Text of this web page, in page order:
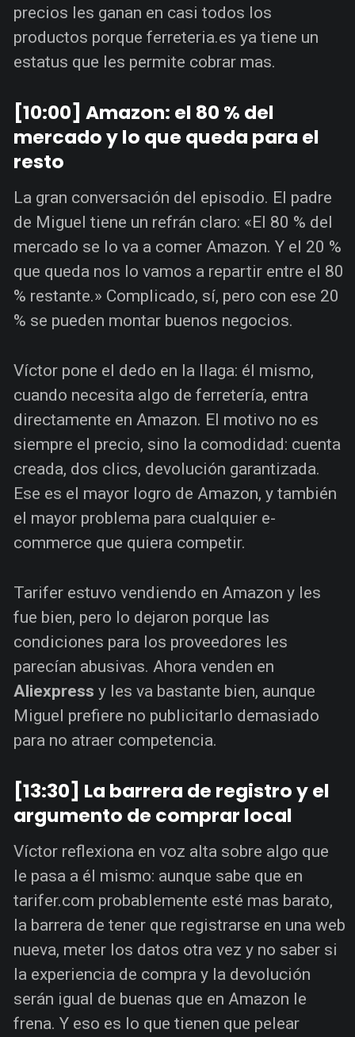
precios les ganan en casi todos los
productos porque ferreteria.es ya tiene un
estatus que les permite cobrar mas.
[10:00] Amazon: el 80 % del
mercado y lo que queda para el
resto
La gran conversación del episodio. El padre
de Miguel tiene un refrán claro: «El 80 % del
mercado se lo va a comer Amazon. Y el 20 %
que queda nos lo vamos a repartir entre el 80
% restante.» Complicado, sí, pero con ese 20
% se pueden montar buenos negocios.
Víctor pone el dedo en la llaga: él mismo,
cuando necesita algo de ferretería, entra
directamente en Amazon. El motivo no es
siempre el precio, sino la comodidad: cuenta
creada, dos clics, devolución garantizada.
Ese es el mayor logro de Amazon, y también
el mayor problema para cualquier e-
commerce que quiera competir.
Tarifer estuvo vendiendo en Amazon y les
fue bien, pero lo dejaron porque las
condiciones para los proveedores les
parecían abusivas. Ahora venden en
Aliexpress y les va bastante bien, aunque
Miguel prefiere no publicitarlo demasiado
para no atraer competencia.
[13:30] La barrera de registro y el
argumento de comprar local
Víctor reflexiona en voz alta sobre algo que
le pasa a él mismo: aunque sabe que en
tarifer.com probablemente esté mas barato,
la barrera de tener que registrarse en una web
nueva, meter los datos otra vez y no saber si
la experiencia de compra y la devolución
serán igual de buenas que en Amazon le
frena. Y eso es lo que tienen que pelear